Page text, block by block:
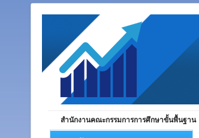
สำนักงานคณะกรรมการการศึกษาขั้นพื้นฐาน